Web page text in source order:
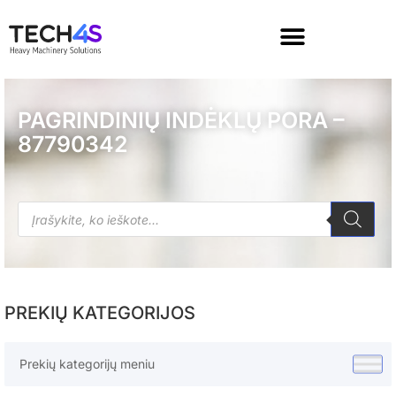
PAGRINDINIŲ INDĖKLŲ PORA –
87790342
PREKIŲ KATEGORIJOS
Prekių kategorijų meniu